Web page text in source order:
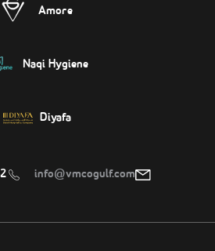
Amore
Naqi Hygiene
Diyafa
info@vmcogulf.com